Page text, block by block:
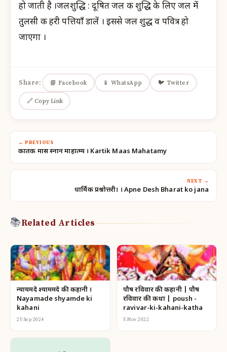
हो जाती है ।जलशुद्धि : दूषित जल की शुद्धि के लिए जल में
तुलसी की हरी पत्तियाँ डालें । इससे जल शुद्ध व पवित्र हो
जाएगा ।
Share: 📘 Facebook 📱 WhatsApp 🐦 Twitter
🔗 Copy Link
← PREVIOUS
कार्तिक मास स्नान माहात्म्य । Kartik Maas Mahatamy
NEXT →
धार्मिक प्रश्नोत्तरी। । Apne Desh Bharat ko jana
📚Related Articles
न्यायमदे श्याममदे की कहानी ।
Nayamade shyamde ki
kahani
25 Sep 2024
पौष रविवार की कहानी | पौष
रविवार की कथा | poush -
ravivar-ki-kahani-katha
5 Nov 2022